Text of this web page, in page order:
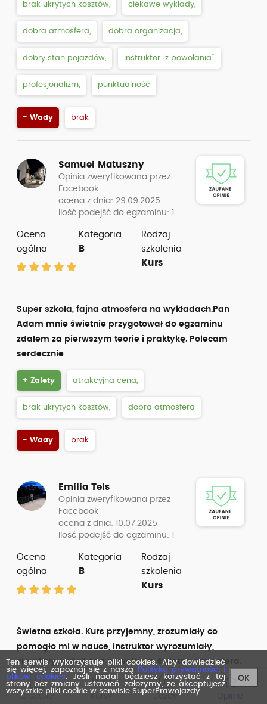
O szkole
brak ukrytych kosztów, ciekawe wykłady,
dobra atmosfera, dobra organizacja,
dobry stan pojazdów, instruktor “z powołania”,
profesjonalizm, punktualność
- Wady brak
Samuel Matuszny
Opinia zweryfikowana przez
Facebook
ocena z dnia: 29.09.2025
Ilość podejść do egzaminu: 1
Ocena
ogólna
Kategoria
B
Rodzaj
szkolenia
Kurs
Super szkoła, fajna atmosfera na wykładach.Pan
Adam mnie świetnie przygotował do egzaminu
zdałem za pierwszym teorie i praktykę. Polecam
serdecznie
+ Zalety atrakcyjna cena,
brak ukrytych kosztów, dobra atmosfera
- Wady brak
Emilia Teis
Opinia zweryfikowana przez
Facebook
ocena z dnia: 10.07.2025
Ilość podejść do egzaminu: 1
Ocena
ogólna
Kategoria
B
Rodzaj
szkolenia
Kurs
Świetna szkoła. Kurs przyjemny, zrozumiały co
pomogło mi w nauce, instruktor wyrozumiały,
cierpliwy, widać że z powołania, świetna atmosfera.
Prawko zdane za pierwszym razem! Polecam!!
Ten serwis wykorzystuje pliki cookies. Aby dowiedzieć
się więcej, zapoznaj się z naszą
Polityką prywatności i
plików cookies. Jeśli nadal będziesz korzystać z tej
strony bez zmiany ustawień, założymy, że akceptujesz
wszystkie pliki cookie w serwisie SuperPrawojazdy.
OK